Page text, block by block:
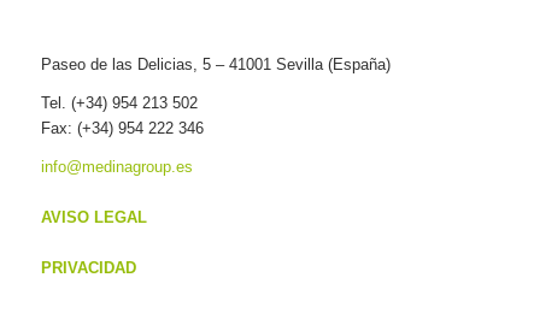
Paseo de las Delicias, 5 – 41001 Sevilla (España)
Tel. (+34) 954 213 502
Fax: (+34) 954 222 346
info@medinagroup.es
AVISO LEGAL
PRIVACIDAD